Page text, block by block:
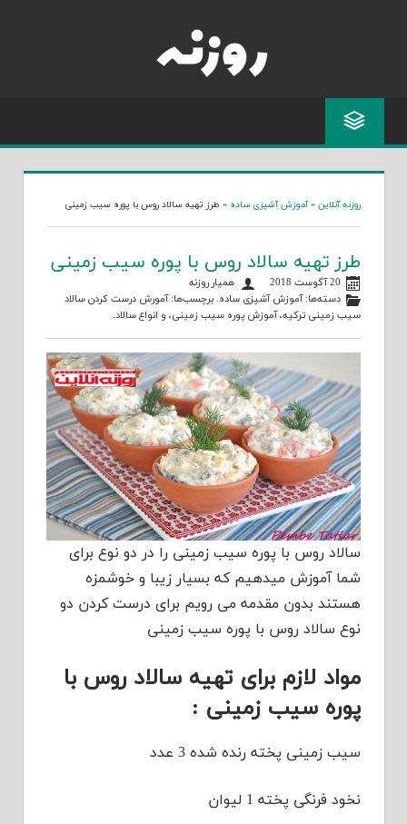
روزنه آنلاین »آموزش آشپزی ساده » طرز تهیه سالاد روس با پوره سیب زمینی
طرز تهیه سالاد روس با پوره سیب زمینی
20 آگوست 2018
همیار روزنه
دسته‌ها:آموزش آشپزی ساده. برچسب‌ها:آمورش درست کردن سالاد
سیب زمینی ترکیه،آموزش پوره سیب زمینی، و انواع سالاد.
سالاد روس با پوره سیب زمینی را در دو نوع برای
شما آموزش میدهیم که بسیار زیبا و خوشمزه
هستند بدون مقدمه می رویم برای درست کردن دو
نوع سالاد روس با پوره سیب زمینی
مواد لازم برای تهیه سالاد روس با
پوره سیب زمینی :
سیب زمینی پخته رنده شده 3 عدد
نخود فرنگی پخته 1 لیوان